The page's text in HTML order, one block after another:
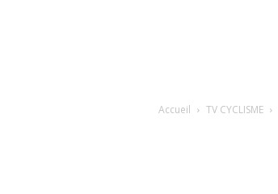
Accueil TV CYCLISME